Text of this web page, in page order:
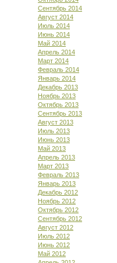
Сентябрь 2014
Август 2014
Июль 2014
Июнь 2014
Май 2014
Апрель 2014
Март 2014
Февраль 2014
Январь 2014
Декабрь 2013
Ноябрь 2013
Октябрь 2013
Сентябрь 2013
Август 2013
Июль 2013
Июнь 2013
Май 2013
Апрель 2013
Март 2013
Февраль 2013
Январь 2013
Декабрь 2012
Ноябрь 2012
Октябрь 2012
Сентябрь 2012
Август 2012
Июль 2012
Июнь 2012
Май 2012